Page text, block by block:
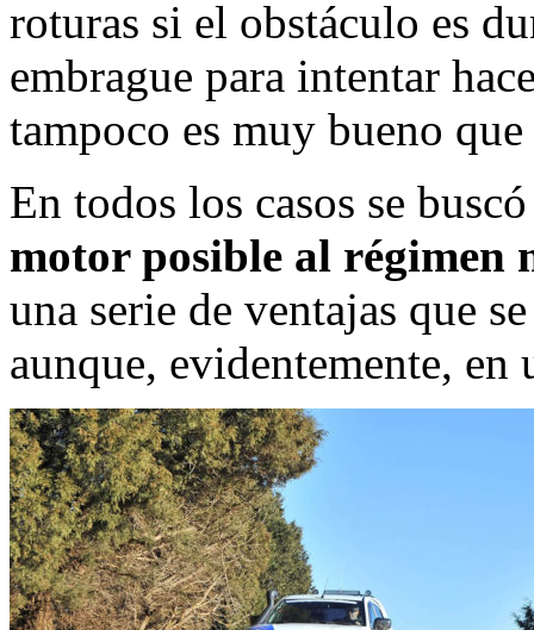
roturas si el obstáculo es
embrague para intentar
tampoco es muy bueno
En todos los casos se
motor posible al régimen
una serie de ventajas que
aunque, evidentemente, en